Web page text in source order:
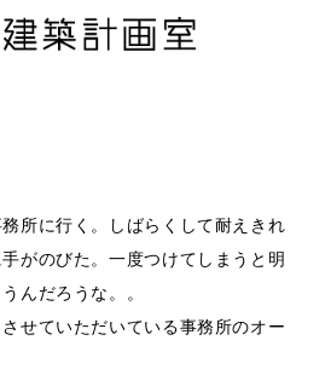
所に行く。しばらくして耐えきれ
がのびた。一度つけてしまうと明
んだろうな。。
せていただいている事務所のオー